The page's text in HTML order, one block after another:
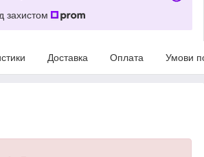
захистом
Доставка Оплата Умови